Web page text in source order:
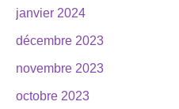
janvier 2024
décembre 2023
novembre 2023
octobre 2023